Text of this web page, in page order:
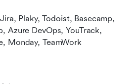
Plaky, Todoist, Basecamp,
Azure DevOps, YouTrack,
Monday, TeamWork